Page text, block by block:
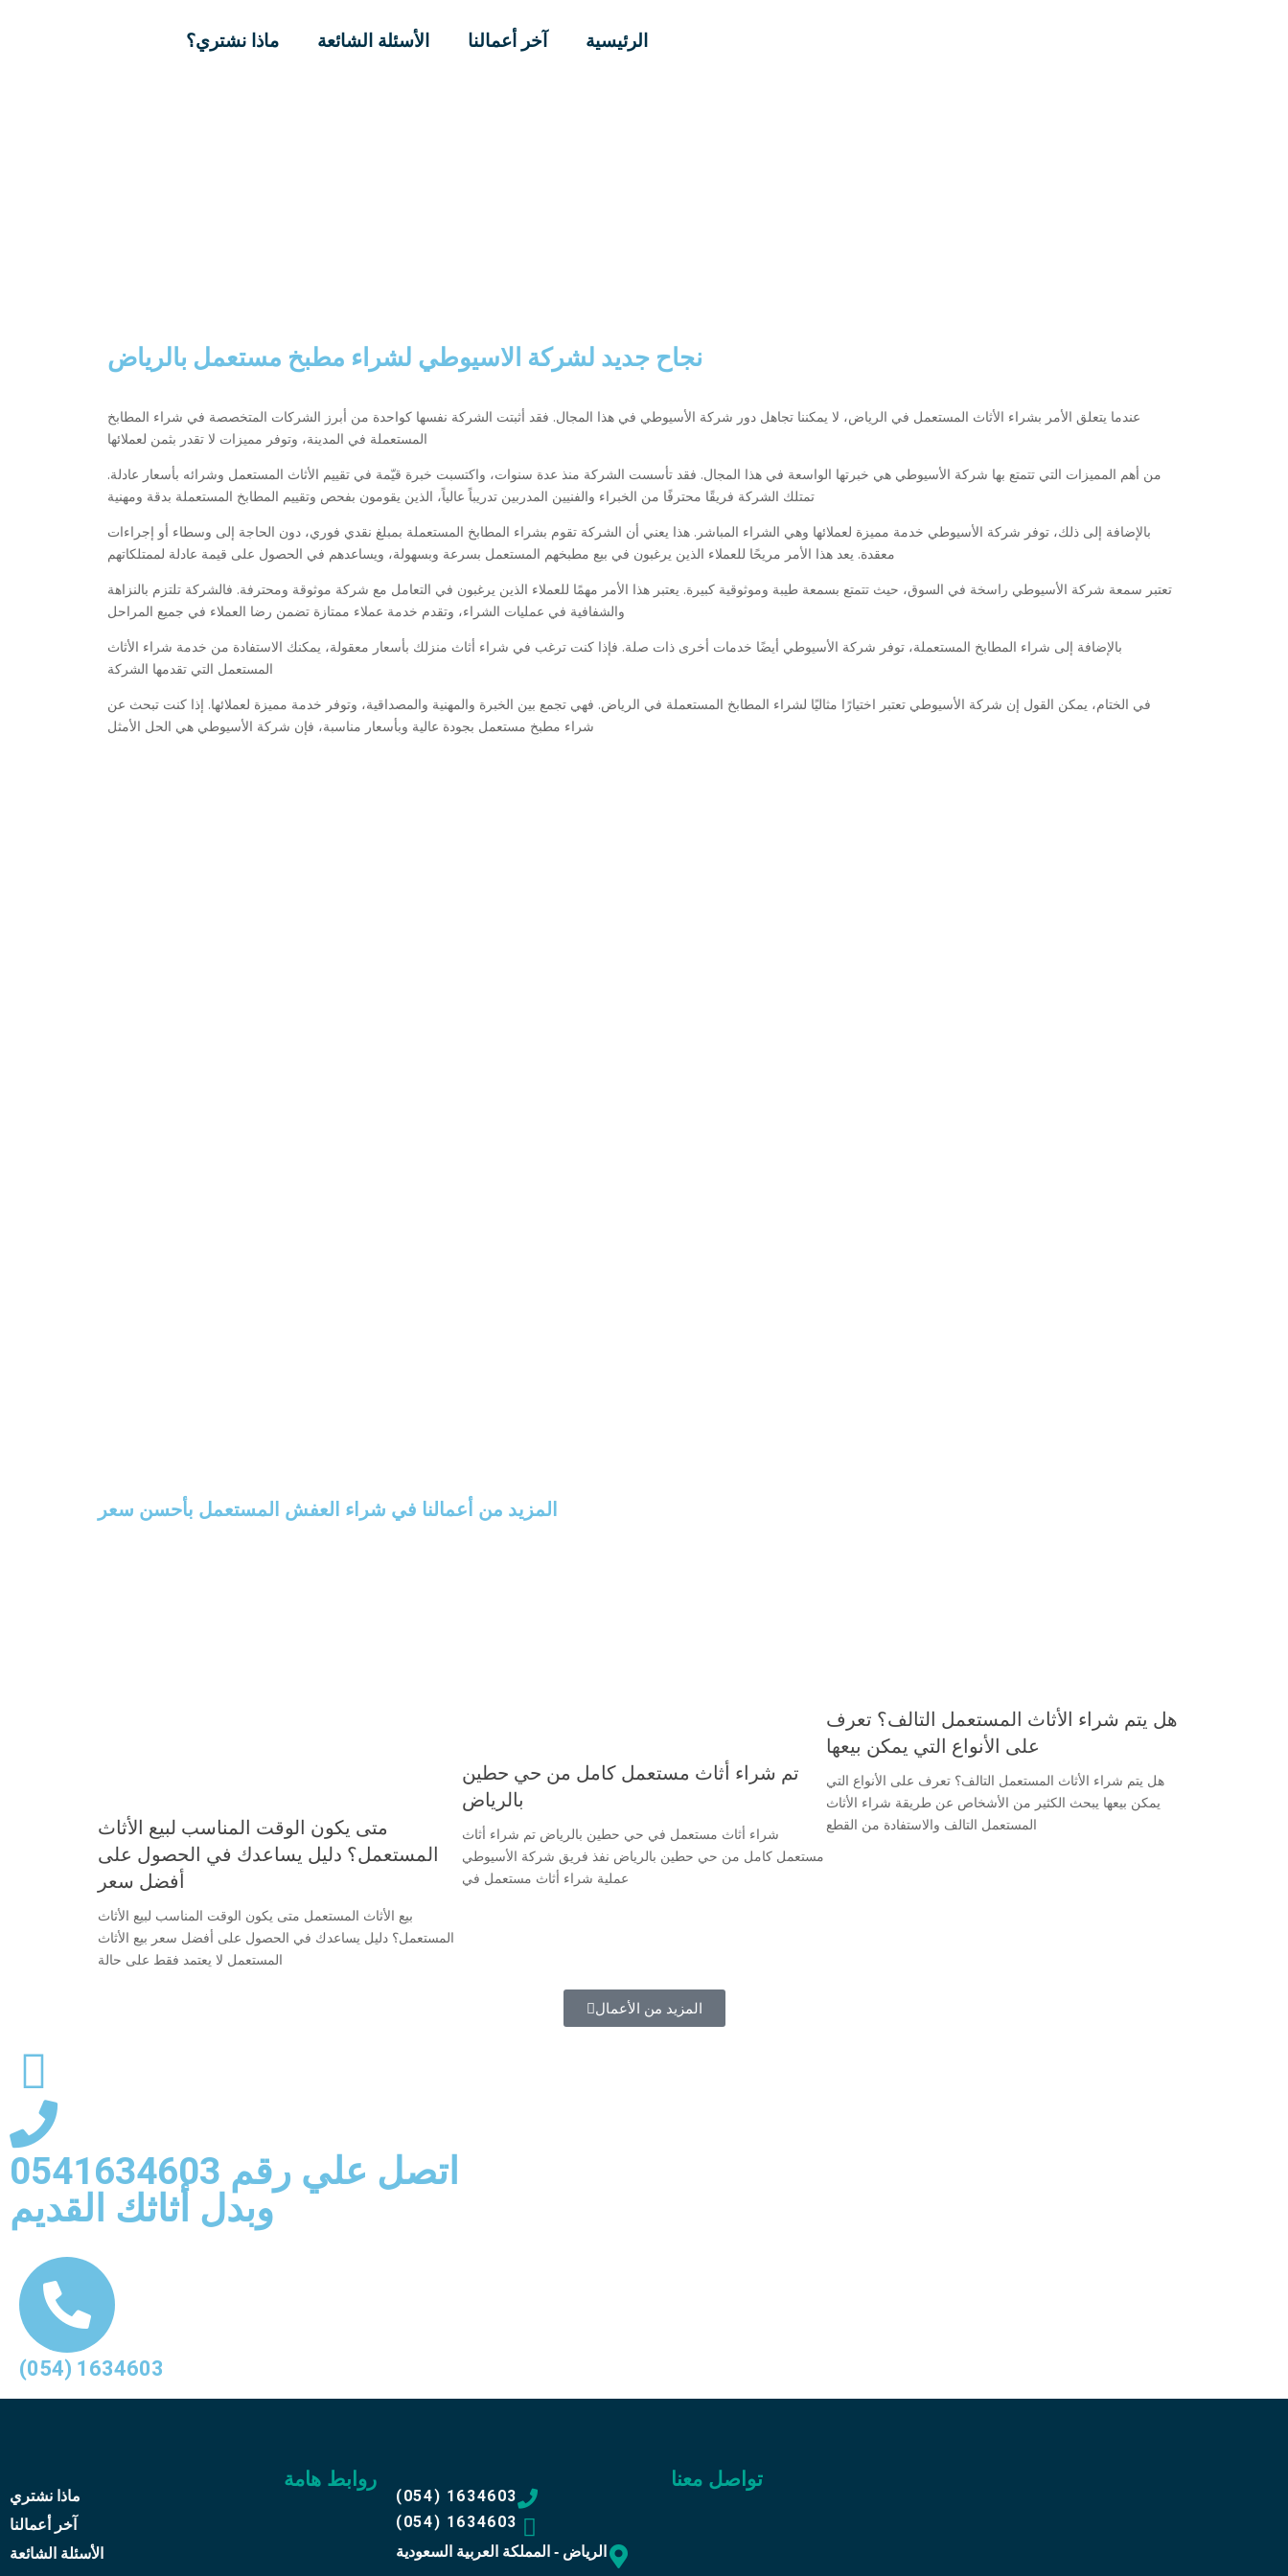
ماذا نشتري؟ الأسئلة الشائعة آخر أعمالنا الرئيسية
نجاح جديد لشركة الاسيوطي لشراء مطبخ مستعمل بالرياض
عندما يتعلق الأمر بشراء الأثاث المستعمل في الرياض، لا يمكننا تجاهل دور شركة الأسيوطي في هذا المجال. فقد أثبتت الشركة نفسها كواحدة من أبرز الشركات المتخصصة في شراء المطابخ
المستعملة في المدينة، وتوفر مميزات لا تقدر بثمن لعملائها
من أهم المميزات التي تتمتع بها شركة الأسيوطي هي خبرتها الواسعة في هذا المجال. فقد تأسست الشركة منذ عدة سنوات، واكتسبت خبرة قيّمة في تقييم الأثاث المستعمل وشرائه بأسعار عادلة.
تمتلك الشركة فريقًا محترفًا من الخبراء والفنيين المدربين تدريباً عالياً، الذين يقومون بفحص وتقييم المطابخ المستعملة بدقة ومهنية
بالإضافة إلى ذلك، توفر شركة الأسيوطي خدمة مميزة لعملائها وهي الشراء المباشر. هذا يعني أن الشركة تقوم بشراء المطابخ المستعملة بمبلغ نقدي فوري، دون الحاجة إلى وسطاء أو إجراءات
معقدة. يعد هذا الأمر مريحًا للعملاء الذين يرغبون في بيع مطبخهم المستعمل بسرعة وبسهولة، ويساعدهم في الحصول على قيمة عادلة لممتلكاتهم
تعتبر سمعة شركة الأسيوطي راسخة في السوق، حيث تتمتع بسمعة طيبة وموثوقية كبيرة. يعتبر هذا الأمر مهمًا للعملاء الذين يرغبون في التعامل مع شركة موثوقة ومحترفة. فالشركة تلتزم بالنزاهة
والشفافية في عمليات الشراء، وتقدم خدمة عملاء ممتازة تضمن رضا العملاء في جميع المراحل
بالإضافة إلى شراء المطابخ المستعملة، توفر شركة الأسيوطي أيضًا خدمات أخرى ذات صلة. فإذا كنت ترغب في شراء أثاث منزلك بأسعار معقولة، يمكنك الاستفادة من خدمة شراء الأثاث
المستعمل التي تقدمها الشركة
في الختام، يمكن القول إن شركة الأسيوطي تعتبر اختيارًا مثاليًا لشراء المطابخ المستعملة في الرياض. فهي تجمع بين الخبرة والمهنية والمصداقية، وتوفر خدمة مميزة لعملائها. إذا كنت تبحث عن
شراء مطبخ مستعمل بجودة عالية وبأسعار مناسبة، فإن شركة الأسيوطي هي الحل الأمثل
المزيد من أعمالنا في شراء العفش المستعمل بأحسن سعر
متى يكون الوقت المناسب لبيع الأثاث
المستعمل؟ دليل يساعدك في الحصول على
أفضل سعر
بيع الأثاث المستعمل متى يكون الوقت المناسب لبيع الأثاث
المستعمل؟ دليل يساعدك في الحصول على أفضل سعر بيع الأثاث
المستعمل لا يعتمد فقط على حالة
تم شراء أثاث مستعمل كامل من حي حطين
بالرياض
شراء أثاث مستعمل في حي حطين بالرياض تم شراء أثاث
مستعمل كامل من حي حطين بالرياض نفذ فريق شركة الأسيوطي
عملية شراء أثاث مستعمل في
هل يتم شراء الأثاث المستعمل التالف؟ تعرف
على الأنواع التي يمكن بيعها
هل يتم شراء الأثاث المستعمل التالف؟ تعرف على الأنواع التي
يمكن بيعها يبحث الكثير من الأشخاص عن طريقة شراء الأثاث
المستعمل التالف والاستفادة من القطع
المزيد من الأعمال
اتصل علي رقم 0541634603
وبدل أثاثك القديم
(054) 1634603
روابط هامة
ماذا نشتري
آخر أعمالنا
الأسئلة الشائعة
تواصل معنا
(054) 1634603
(054) 1634603
الرياض - المملكة العربية السعودية